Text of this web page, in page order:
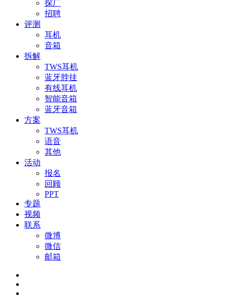
探厂
招聘
评测
耳机
音箱
拆解
TWS耳机
蓝牙脖挂
有线耳机
智能音箱
蓝牙音箱
方案
TWS耳机
语音
其他
活动
报名
回顾
PPT
专题
视频
联系
微博
微信
邮箱